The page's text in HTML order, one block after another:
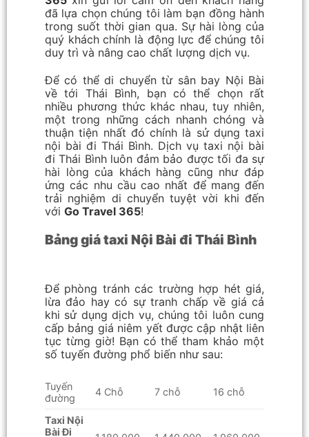
đã lựa chọn chúng tôi làm bạn đồng hành
trong suốt thời gian qua. Sự hài lòng của
quý khách chính là động lực để chúng tôi
duy trì và nâng cao chất lượng dịch vụ.
Để có thể di chuyển từ sân bay Nội Bài
về tới Thái Bình, bạn có thể chọn rất
nhiều phương thức khác nhau, tuy nhiên,
một trong những cách nhanh chóng và
thuận tiện nhất đó chính là sử dụng taxi
nội bài đi Thái Bình. Dịch vụ taxi nội bài
đi Thái Bình luôn đảm bảo được tối đa sự
hài lòng của khách hàng cũng như đáp
ứng các nhu cầu cao nhất để mang đến
trải nghiệm di chuyển tuyệt vời khi đến
với Go Travel 365!
Bảng giá taxi Nội Bài đi Thái Bình
Để phòng tránh các trường hợp hét giá,
lừa đảo hay có sự tranh chấp về giá cả
khi sử dụng dịch vụ, chúng tôi luôn cung
cấp bảng giá niêm yết được cập nhật liên
tục từng giờ! Bạn có thể tham khảo một
số tuyến đường phổ biến như sau:
Tuyến
đường
4 Chỗ 7 chỗ 16 chỗ
Taxi Nội
Bài Đi